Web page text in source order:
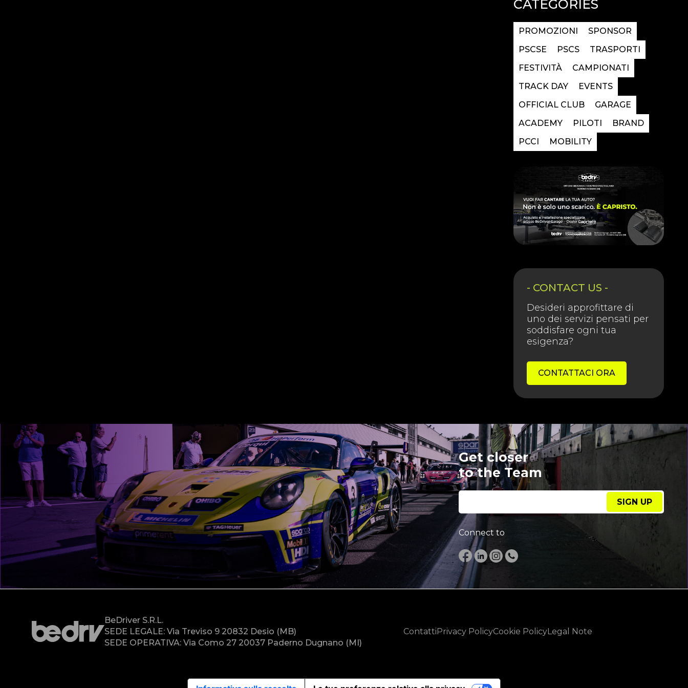
CATEGORIES
PROMOZIONI
SPONSOR
PSCSE
PSCS
TRASPORTI
FESTIVITÀ
CAMPIONATI
TRACK DAY
EVENTS
OFFICIAL CLUB
GARAGE
ACADEMY
PILOTI
BRAND
PCCI
MOBILITY
- CONTACT US -
Desideri approfittare di
uno dei servizi pensati per
soddisfare ogni tua
esigenza?
CONTATTACI ORA
Get closer
to the Team
SIGN UP
Connect to
BeDriver S.r.l.
SEDE LEGALE: Via Treviso 9 20832 Desio (MB)
SEDE OPERATIVA: Via Como 27 20037 Paderno Dugnano (MI)
ContattiPrivacy PolicyCookie PolicyLegal Note